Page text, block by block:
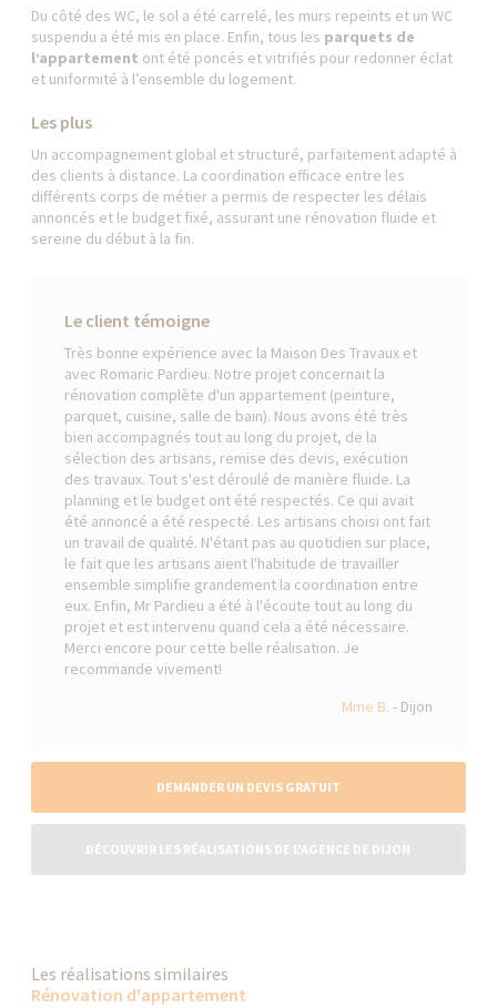
Du côté des WC, le sol a été carrelé, les murs repeints et un WC
suspendu a été mis en place. Enfin, tous les parquets de
l’appartement ont été poncés et vitrifiés pour redonner éclat
et uniformité à l’ensemble du logement.
Les plus
Un accompagnement global et structuré, parfaitement adapté à
des clients à distance. La coordination efficace entre les
différents corps de métier a permis de respecter les délais
annoncés et le budget fixé, assurant une rénovation fluide et
sereine du début à la fin.
Le client témoigne
Très bonne expérience avec la Maison Des Travaux et
avec Romaric Pardieu. Notre projet concernait la
rénovation complète d'un appartement (peinture,
parquet, cuisine, salle de bain). Nous avons été très
bien accompagnés tout au long du projet, de la
sélection des artisans, remise des devis, exécution
des travaux. Tout s'est déroulé de manière fluide. La
planning et le budget ont été respectés. Ce qui avait
été annoncé a été respecté. Les artisans choisi ont fait
un travail de qualité. N'étant pas au quotidien sur place,
le fait que les artisans aient l'habitude de travailler
ensemble simplifie grandement la coordination entre
eux. Enfin, Mr Pardieu a été à l'écoute tout au long du
projet et est intervenu quand cela a été nécessaire.
Merci encore pour cette belle réalisation. Je
recommande vivement!
Mme B. - Dijon
DEMANDER UN DEVIS GRATUIT
DÉCOUVRIR LES RÉALISATIONS DE L'AGENCE DE DIJON
Les réalisations similaires
Rénovation d'appartement